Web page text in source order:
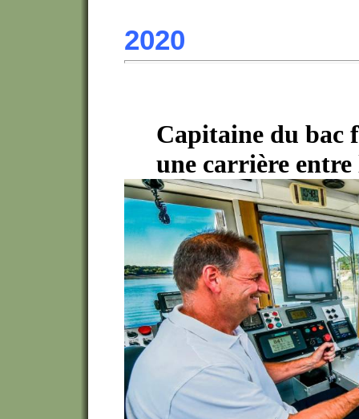
2020
Capitaine du bac
une carrière entre